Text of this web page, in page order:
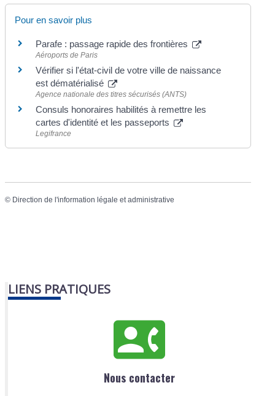
Pour en savoir plus
Parafe : passage rapide des frontières
Aéroports de Paris
Vérifier si l'état-civil de votre ville de naissance
est dématérialisé
Agence nationale des titres sécurisés (ANTS)
Consuls honoraires habilités à remettre les
cartes d'identité et les passeports
Legifrance
© Direction de l'information légale et administrative
LIENS PRATIQUES
Nous contacter